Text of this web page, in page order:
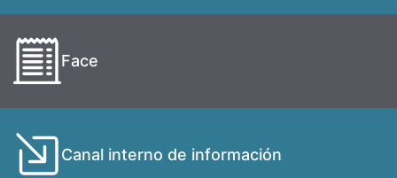
Face
Canal interno de información